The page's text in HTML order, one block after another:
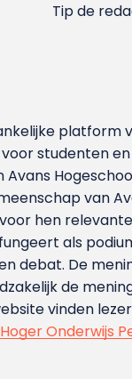
Tip de
platform
studenten en
van
hen relevante
als
debat. De
de
vinden
Hoger Onderwijs